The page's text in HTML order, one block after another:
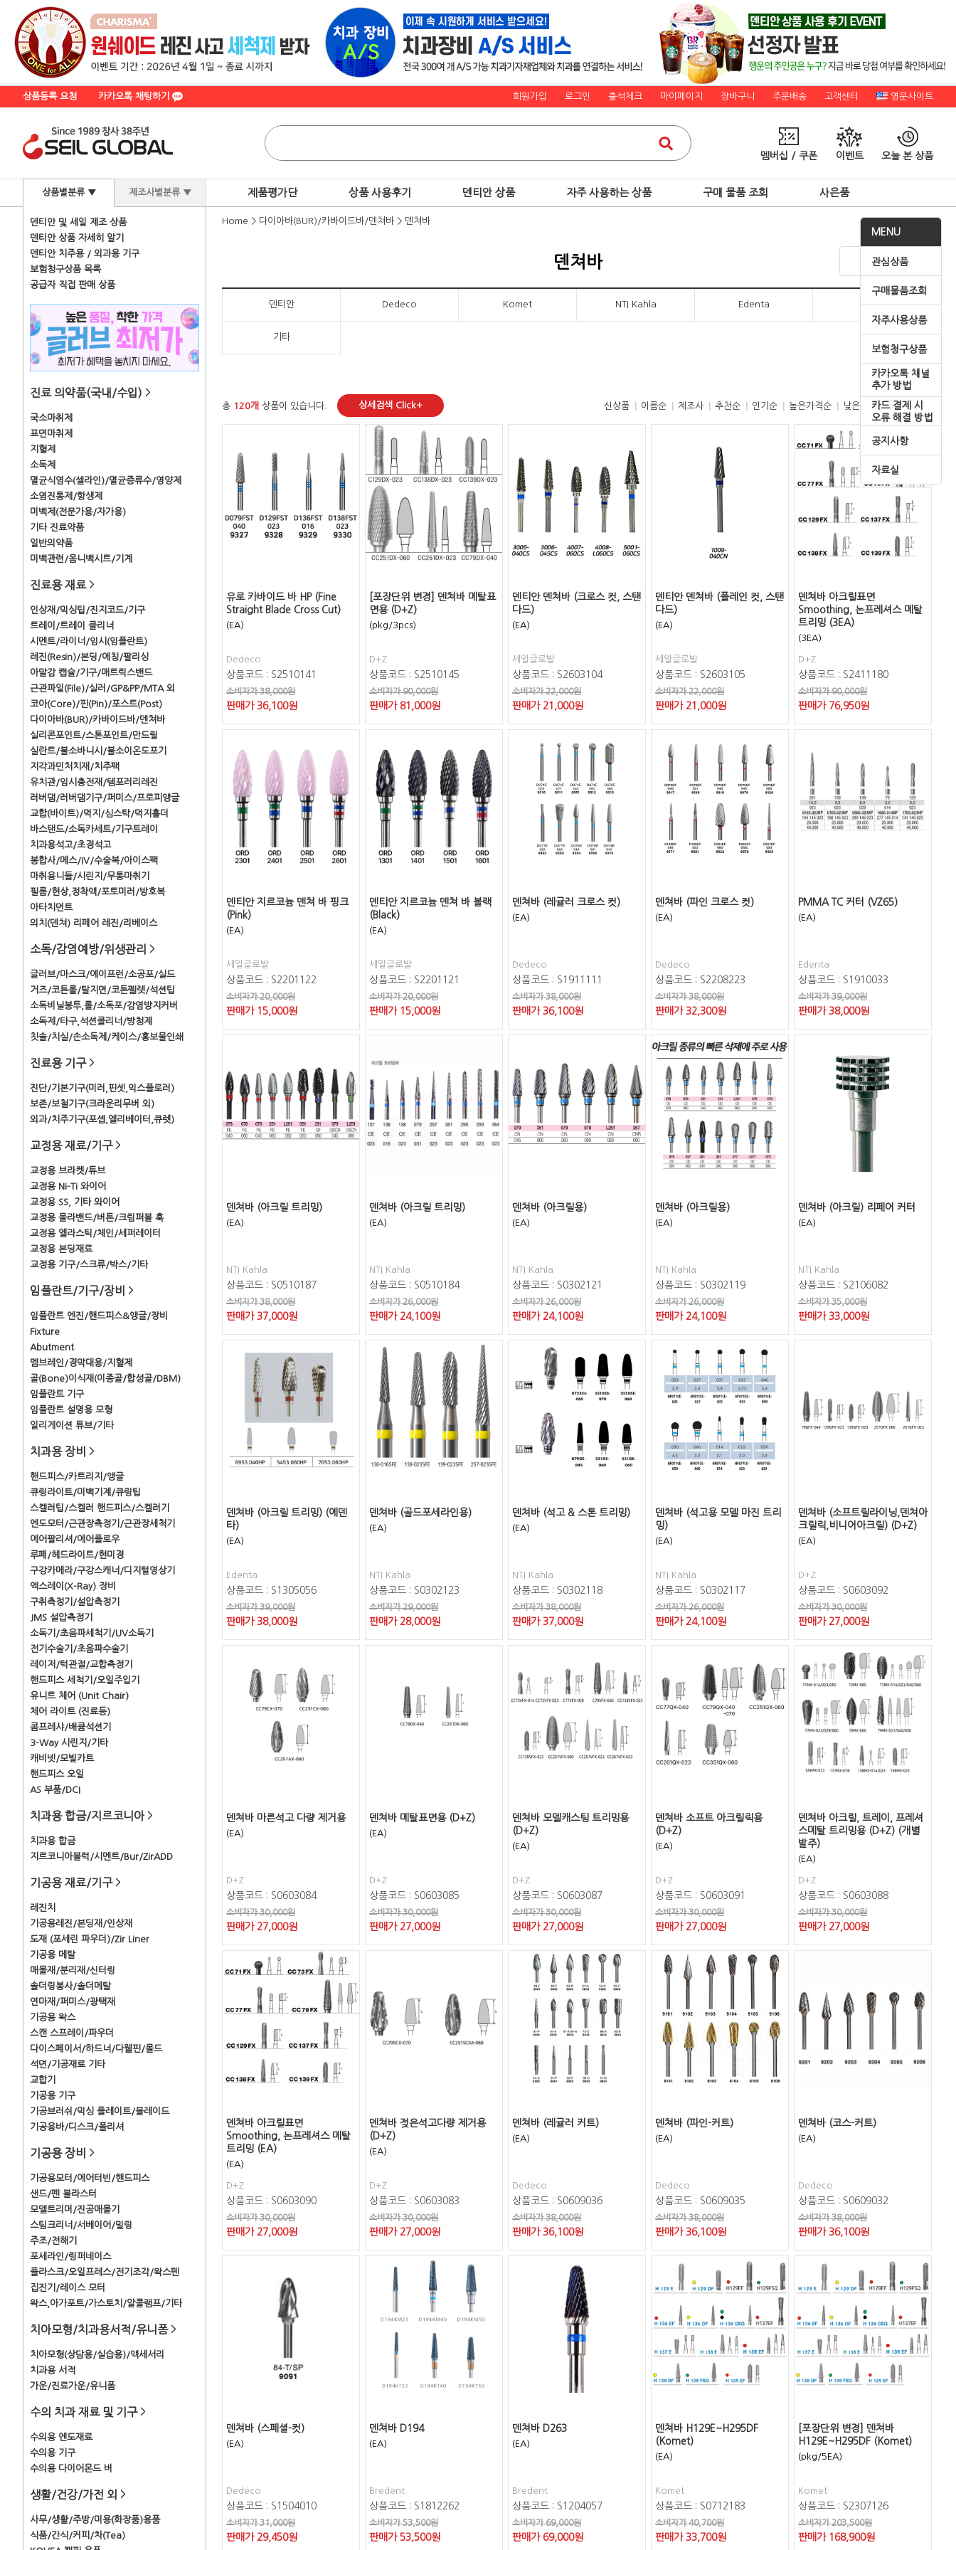
상품등록 요청 카카오톡 채팅하기 회원가입 로그인 출석체크 마이페이지 장바구니 주문배송 고객센터 영문사이트
멤버십 / 쿠폰 이벤트 오늘 본 상품
상품별분류 ▼ 제조사별분류 ▼
덴티안 및 세일 제조 상품
덴티안 상품 자세히 알기
덴티안 치주용 / 외과용 기구
보험청구상품 목록
공급자 직접 판매 상품
진료 의약품(국내/수입) >
국소마취제
표면마취제
지혈제
소독제
멸균식염수(셀라인)/멸균증류수/영양제
소염진통제/항생제
미백제(전문가용/자가용)
기타 진료약품
일반의약품
미백관련/옴니백시트/기계
진료용 재료 >
인상재/믹싱팁/진지코드/기구
트레이/트레이 클리너
시멘트/라이너/임시(임플란트)
레진(Resin)/본딩/에칭/팔리싱
아말감 캡슐/기구/매트릭스밴드
근관파일(File)/실러/GP&PP/MTA 외
코아(Core)/핀(Pin)/포스트(Post)
다이아바(BUR)/카바이드바/덴쳐바
실리콘포인트/스톤포인트/만드릴
실란트/불소바니시/불소이온도포기
지각과민처치재/치주팩
유치관/임시충전재/템포러리레진
러버댐/러버댐기구/퍼미스/프로피앵글
교합(바이트)/먹지/심스탁/먹지홀더
바스탠드/소독카세트/기구트레이
치과용석고/초경석고
봉합사/메스/IV/수술복/아이스팩
마취용니들/시린지/무통마취기
필름/현상,정착액/포토미러/방호복
아타치먼트
의치(덴쳐) 리페어 레진/리베이스
소독/감염예방/위생관리 >
글러브/마스크/에이프런/소공포/실드
거즈/코튼롤/탈지면/코튼펠렛/석션팁
소독비닐봉투,롤/소독포/감염방지커버
소독제/타구,석션클리너/방청제
칫솔/치실/손소독제/케이스/홍보물인쇄
진료용 기구 >
진단/기본기구(미러,핀셋,익스플로러)
보존/보철기구(크라운리무버 외)
외과/치주기구(포셉,엘리베이터,큐렛)
교정용 재료/기구 >
교정용 브라켓/튜브
교정용 Ni-Ti 와이어
교정용 SS, 기타 와이어
교정용 몰라밴드/버튼/크림퍼블 훅
교정용 엘라스틱/체인/세퍼레이터
교정용 본딩재료
교정용 기구/스크류/박스/기타
임플란트/기구/장비 >
임플란트 엔진/핸드피스&앵글/장비
Fixture
Abutment
멤브레인/경막대용/지혈제
골(Bone)이식재(이종골/합성골/DBM)
임플란트 기구
임플란트 설명용 모형
일리게이션 튜브/기타
치과용 장비 >
핸드피스/카트리지/앵글
큐링라이트/미백기계/큐링팁
스켈러팁/스켈러 핸드피스/스켈러기
엔도모터/근관장측정기/근관장세척기
에어팔리셔/에어플로우
루페/헤드라이트/현미경
구강카메라/구강스캐너/디지털영상기
엑스레이(X-Ray) 장비
구취측정기/설압측정기
JMS 설압측정기
소독기/초음파세척기/UV소독기
전기수술기/초음파수술기
레이저/턱관절/교합측정기
핸드피스 세척기/오일주입기
유니트 체어 (Unit Chair)
체어 라이트 (진료등)
콤프레샤/배큠석션기
3-Way 시린지/기타
캐비넷/모빌카트
핸드피스 오일
AS 부품/DCI
치과용 합금/지르코니아 >
치과용 합금
지르코니아블럭/시멘트/Bur/ZirADD
기공용 재료/기구 >
레진치
기공용레진/본딩재/인상재
도재 (포세린 파우더)/Zir Liner
기공용 메탈
매몰재/분리재/신터링
솔더링봉사/솔더메탈
연마재/퍼미스/광택재
기공용 왁스
스캔 스프레이/파우더
다이스페이서/하드너/다웰핀/몰드
석면/기공재료 기타
교합기
기공용 기구
기공브러쉬/믹싱 플레이트/블레이드
기공용바/디스크/폴리셔
기공용 장비 >
기공용모터/에어터빈/핸드피스
샌드/펜 블라스터
모델트리머/진공매몰기
스팀크리너/서베이어/밀링
주조/전해기
포세라인/링퍼네이스
플라스크/오일프레스/전기조각/왁스펜
집진기/레이스 모터
왁스,아가포트/가스토치/알콜램프/기타
치아모형/치과용서적/유니폼 >
치아모형(상담용/실습용)/액세서리
치과용 서적
가운/진료가운/유니폼
수의 치과 재료 및 기구 >
수의용 엔도재료
수의용 기구
수의용 다이어몬드 버
생활/건강/가전 외 >
사무/생활/주방/미용(화장품)용품
식품/간식/커피/차(Tea)
제품평가단 상품 사용후기 덴티안 상품 자주 사용하는 상품 구매 물품 조회 사은품
MENU
관심상품
구매물품조회
자주사용상품
보험청구상품
카카오톡 채널
추가 방법
카드 결제 시
오류 해결 방법
공지사항
자료실
Home > 다이아바(BUR)/카바이드바/덴쳐바 > 덴쳐바
덴쳐바
덴티안 Dedeco Komet NTI Kahla Edenta D+Z
기타
총 120개 상품이 있습니다. 상세검색 Click+ 신상품 이름순 제조사 추천순 인기순 높은가격순 낮은가격순
유로 카바이드 바 HP (Fine
Straight Blade Cross Cut)
(EA)
Dedeco
상품코드 : S2510141
소비자가 38,000원
판매가 36,100원
[포장단위 변경] 덴쳐바 메탈표
면용 (D+Z)
(pkg/3pcs)
D+Z
상품코드 : S2510145
소비자가 90,000원
판매가 81,000원
덴티안 덴쳐바 (크로스 컷, 스탠
다드)
(EA)
세일글로발
상품코드 : S2603104
소비자가 22,000원
판매가 21,000원
덴티안 덴쳐바 (플레인 컷, 스탠
다드)
(EA)
세일글로발
상품코드 : S2603105
소비자가 22,000원
판매가 21,000원
덴쳐바 아크릴표면
Smoothing, 논프레셔스 메탈
트리밍 (3EA)
(3EA)
D+Z
상품코드 : S2411180
소비자가 90,000원
판매가 76,950원
덴티안 지르코늄 덴쳐 바 핑크
(Pink)
(EA)
세일글로발
상품코드 : S2201122
소비자가 20,000원
판매가 15,000원
덴티안 지르코늄 덴쳐 바 블랙
(Black)
(EA)
세일글로발
상품코드 : S2201121
소비자가 20,000원
판매가 15,000원
덴쳐바 (레귤러 크로스 컷)
(EA)
Dedeco
상품코드 : S1911111
소비자가 38,000원
판매가 36,100원
덴쳐바 (파인 크로스 컷)
(EA)
Dedeco
상품코드 : S2208223
소비자가 38,000원
판매가 32,300원
PMMA TC 커터 (VZ65)
(EA)
Edenta
상품코드 : S1910033
소비자가 39,000원
판매가 38,000원
덴쳐바 (아크릴 트리밍)
(EA)
NTI Kahla
상품코드 : S0510187
소비자가 38,000원
판매가 37,000원
덴쳐바 (아크릴 트리밍)
(EA)
NTI Kahla
상품코드 : S0510184
소비자가 26,000원
판매가 24,100원
덴쳐바 (아크릴용)
(EA)
NTI Kahla
상품코드 : S0302121
소비자가 26,000원
판매가 24,100원
덴쳐바 (아크릴용)
(EA)
NTI Kahla
상품코드 : S0302119
소비자가 26,000원
판매가 24,100원
덴쳐바 (아크릴) 리페어 커터
(EA)
NTI Kahla
상품코드 : S2106082
소비자가 35,000원
판매가 33,000원
덴쳐바 (아크릴 트리밍) (에덴
타)
(EA)
Edenta
상품코드 : S1305056
소비자가 39,000원
판매가 38,000원
덴쳐바 (골드포세라인용)
(EA)
NTI Kahla
상품코드 : S0302123
소비자가 29,000원
판매가 28,000원
덴쳐바 (석고 & 스톤 트리밍)
(EA)
NTI Kahla
상품코드 : S0302118
소비자가 38,000원
판매가 37,000원
덴쳐바 (석고용 모델 마진 트리
밍)
(EA)
NTI Kahla
상품코드 : S0302117
소비자가 26,000원
판매가 24,100원
덴쳐바 (소프트릴라이닝,덴쳐아
크릴릭,비니어아크릴) (D+Z)
(EA)
D+Z
상품코드 : S0603092
소비자가 30,000원
판매가 27,000원
덴쳐바 마른석고 다량 제거용
(EA)
D+Z
상품코드 : S0603084
소비자가 30,000원
판매가 27,000원
덴쳐바 메탈표면용 (D+Z)
(EA)
D+Z
상품코드 : S0603085
소비자가 30,000원
판매가 27,000원
덴쳐바 모델캐스팅 트리밍용
(D+Z)
(EA)
D+Z
상품코드 : S0603087
소비자가 30,000원
판매가 27,000원
덴쳐바 소프트 아크릴릭용
(D+Z)
(EA)
D+Z
상품코드 : S0603091
소비자가 30,000원
판매가 27,000원
덴쳐바 아크릴, 트레이, 프레셔
스메탈 트리밍용 (D+Z) (개별
발주)
(EA)
D+Z
상품코드 : S0603088
소비자가 30,000원
판매가 27,000원
덴쳐바 아크릴표면
Smoothing, 논프레셔스 메탈
트리밍 (EA)
(EA)
D+Z
상품코드 : S0603090
소비자가 30,000원
판매가 27,000원
덴쳐바 젖은석고다량 제거용
(D+Z)
(EA)
D+Z
상품코드 : S0603083
소비자가 30,000원
판매가 27,000원
덴쳐바 (레귤러 커트)
(EA)
Dedeco
상품코드 : S0609036
소비자가 38,000원
판매가 36,100원
덴쳐바 (파인-커트)
(EA)
Dedeco
상품코드 : S0609035
소비자가 38,000원
판매가 36,100원
덴쳐바 (코스-커트)
(EA)
Dedeco
상품코드 : S0609032
소비자가 38,000원
판매가 36,100원
덴쳐바 (스페셜-컷)
(EA)
Dedeco
상품코드 : S1504010
소비자가 31,000원
판매가 29,450원
덴쳐바 D194
(EA)
Bredent
상품코드 : S1812262
소비자가 53,500원
판매가 53,500원
덴쳐바 D263
(EA)
Bredent
상품코드 : S1204057
소비자가 69,000원
판매가 69,000원
덴쳐바 H129E~H295DF
(Komet)
(EA)
Komet
상품코드 : S0712183
소비자가 40,700원
판매가 33,700원
[포장단위 변경] 덴쳐바
H129E~H295DF (Komet)
(pkg/5EA)
Komet
상품코드 : S2307126
소비자가 203,500원
판매가 168,900원